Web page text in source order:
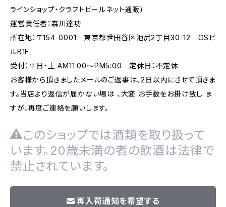
ラインショップ・クラフトビールネット通販)
運営責任者：森川達功
所在地：〒154-0001 東京都世田谷区池尻2丁目30-12 OSビ
ルB1F
受付：平日・土 AM11:00～PM5:00 定休日：不定休
お客様から頂きましたメールのご返事は、2日以内にさせて頂きま
す。当店より返信が届かない場は 、大変 お手数をお掛け致し ま
すが、再度ご連絡を願いします。
このショップでは酒類を取り扱って
います。20歳未満の者の飲酒は法律で
禁止されています。
再入荷通知を希望する